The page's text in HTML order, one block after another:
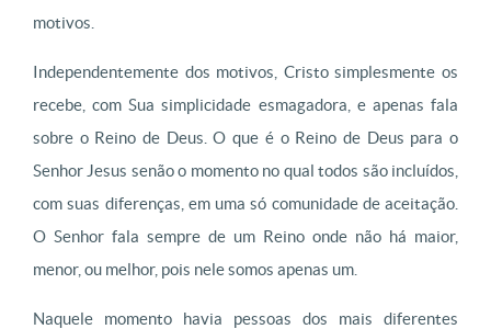
motivos.
Independentemente dos motivos, Cristo simplesmente os
recebe, com Sua simplicidade esmagadora, e apenas fala
sobre o Reino de Deus. O que é o Reino de Deus para o
Senhor Jesus senão o momento no qual todos são incluídos,
com suas diferenças, em uma só comunidade de aceitação.
O Senhor fala sempre de um Reino onde não há maior,
menor, ou melhor, pois nele somos apenas um.
Naquele momento havia pessoas dos mais diferentes